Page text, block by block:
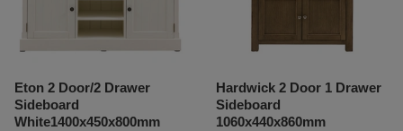
Eton 2 Door/2 Drawer
Sideboard
White1400x450x800mm
Hardwick 2 Door 1 Drawer
Sideboard
1060x440x860mm